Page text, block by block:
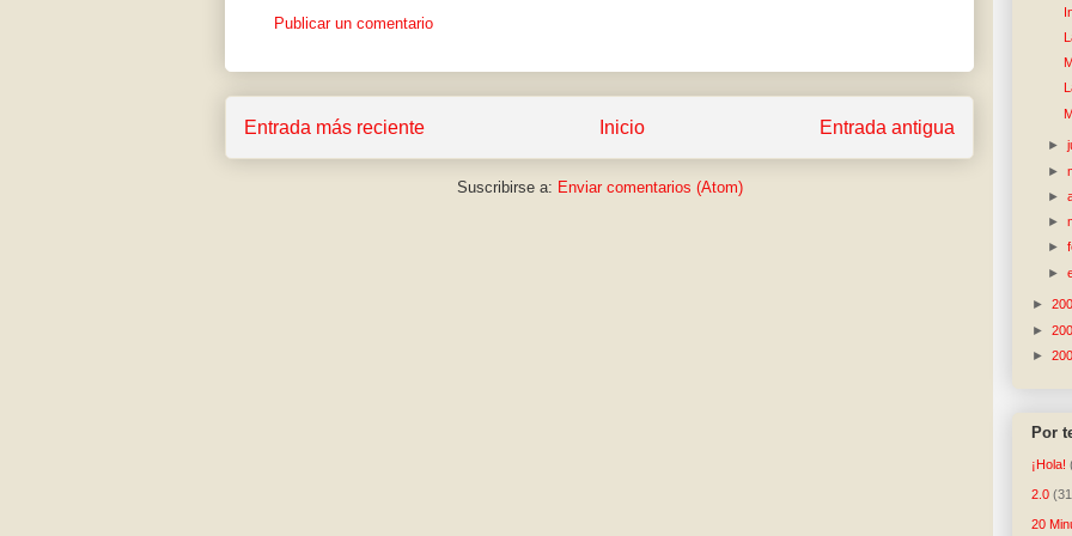
Publicar un comentario
Entrada más reciente Entrada antigua
Inicio
Suscribirse a: Enviar comentarios (Atom)
►
►
►
►
►
►
►
►
►
Por
¡Hola!
2.0
20